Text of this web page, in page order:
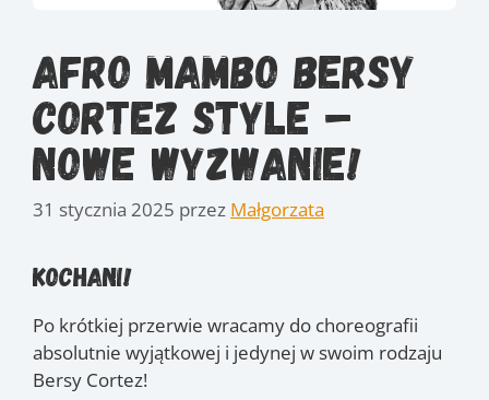
Afro Mambo Bersy
Cortez Style –
nowe wyzwanie!
31 stycznia 2025 przez Małgorzata
Kochani!
Po krótkiej przerwie wracamy do choreografii
absolutnie wyjątkowej i jedynej w swoim rodzaju
Bersy Cortez!